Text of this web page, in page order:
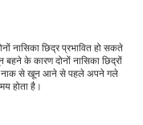
नासिका छिद्र प्रभावित हो सकते
के कारण दोनों नासिका छिद्रों
नाक से खून आने से पहले अपने गले
होता है।